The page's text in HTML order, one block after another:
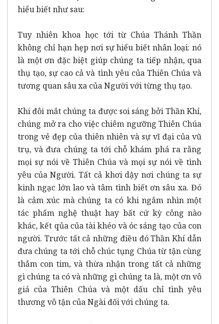
hiểu biết như sau:
Tuy nhiên khoa học tới từ Chúa Thánh Thần
không chỉ hạn hẹp nơi sự hiểu biết nhân loại: nó
là một ơn đặc biệt giúp chúng ta tiếp nhận, qua
thụ tạo, sự cao cả và tình yêu của Thiên Chúa và
tương quan sâu xa của Người với từng thụ tạo.
Khi đôi mắt chúng ta được soi sáng bởi Thần Khí,
chúng mở ra cho việc chiêm ngưỡng Thiên Chúa
trong vẻ đẹp của thiên nhiên và sự vĩ đại của vũ
trụ, và đưa chúng ta tới chỗ khám phá ra rằng
mọi sự nói về Thiên Chúa và mọi sự nói về tình
yêu của Người. Tất cả khơi dậy nơi chúng ta sự
kinh ngạc lớn lao và tâm tình biết ơn sâu xa. Đó
là cảm xúc mà chúng ta có khi ngắm nhìn một
tác phẩm nghệ thuật hay bất cứ kỳ công nào
khác, kết qủa của tài khéo và óc sáng tạo của con
người. Trước tất cả những điều đó Thần Khí dẫn
đưa chúng ta tới chỗ chúc tụng Chúa từ tận cùng
thẳm con tim, và thừa nhận trong tất cả những
gì chúng ta có và những gì chúng ta là, một ơn vô
giá của Thiên Chúa và một dấu chỉ tình yêu
thương vô tận của Ngài đối với chúng ta.